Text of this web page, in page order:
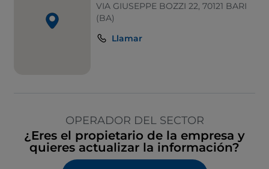
VIA GIUSEPPE BOZZI 22, 70121 BARI
(BA)
Llamar
OPERADOR DEL SECTOR
¿Eres el propietario de la empresa y
quieres actualizar la información?